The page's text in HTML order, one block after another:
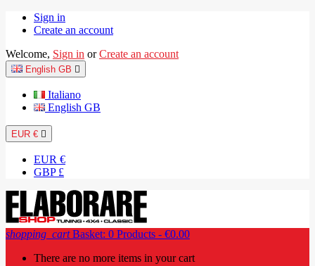
Sign in
Create an account
Welcome, Sign in or Create an account
English GB 
Italiano
English GB
EUR € 
EUR €
GBP £
shopping_cart Basket: 0 Products - €0.00
There are no more items in your cart